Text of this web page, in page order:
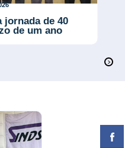
jornada de 40
de um ano